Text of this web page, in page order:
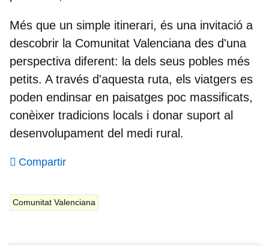
Més que un simple itinerari, és una invitació a
descobrir la Comunitat Valenciana des d'una
perspectiva diferent: la dels seus pobles més
petits. A través d'aquesta ruta, els viatgers es
poden endinsar en paisatges poc massificats,
conèixer tradicions locals i donar suport al
desenvolupament del medi rural.
Compartir
Comunitat Valenciana